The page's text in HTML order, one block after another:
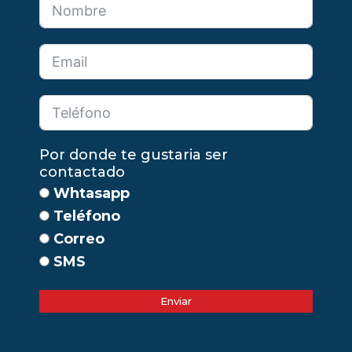
Por donde te gustaria ser
contactado
Whtasapp
Teléfono
Correo
SMS
Enviar